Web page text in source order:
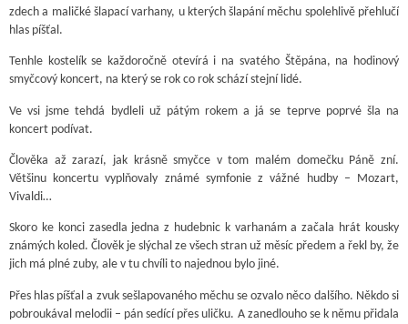
zdech a maličké šlapací varhany, u kterých šlapání měchu spolehlivě přehlučí
hlas píšťal.
Tenhle kostelík se každoročně otevírá i na svatého Štěpána, na hodinový
smyčcový koncert, na který se rok co rok schází stejní lidé.
Ve vsi jsme tehdá bydleli už pátým rokem a já se teprve poprvé šla na
koncert podívat.
Člověka až zarazí, jak krásně smyčce v tom malém domečku Páně zní.
Většinu koncertu vyplňovaly známé symfonie z vážné hudby – Mozart,
Vivaldi…
Skoro ke konci zasedla jedna z hudebnic k varhanám a začala hrát kousky
známých koled. Člověk je slýchal ze všech stran už měsíc předem a řekl by, že
jich má plné zuby, ale v tu chvíli to najednou bylo jiné.
Přes hlas píšťal a zvuk sešlapovaného měchu se ozvalo něco dalšího. Někdo si
pobroukával melodii – pán sedící přes uličku. A zanedlouho se k němu přidala